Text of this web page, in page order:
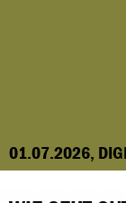
01.07.2026,